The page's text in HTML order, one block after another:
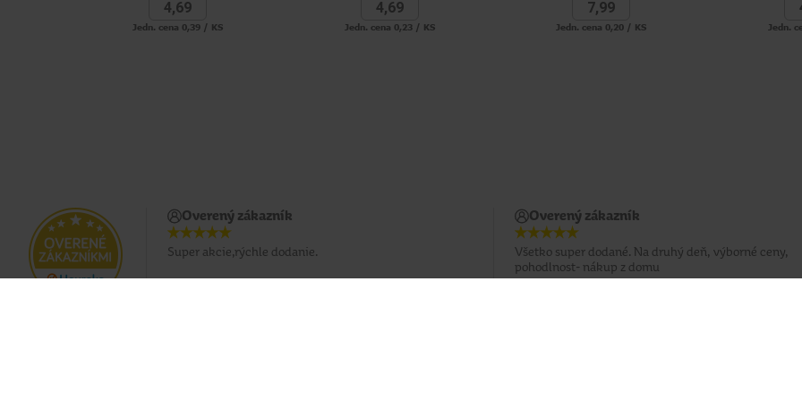
4,69
Jedn. cena 0,39 / KS
4,69
Jedn. cena 0,23 / KS
7,99
Jedn. cena 0,20 / KS Jedn.
Overený zákazník
Super akcie,rýchle dodanie.
Overený zákazník
Všetko super dodané. Na druhý deň, výborné ceny,
pohodlnost- nákup z domu